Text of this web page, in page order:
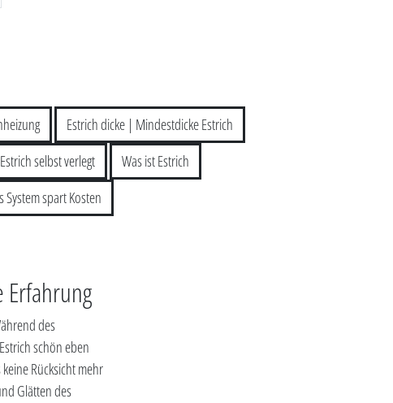
Estrich dicke | Mindestdicke Estrich
selbst verlegt
Was ist Estrich
System spart Kosten
Erfahrung
des
schön eben
Rücksicht mehr
Glätten des